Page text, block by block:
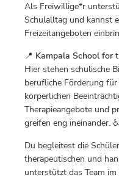
Als Freiwillige*r
Schulalltag und kannst
Freizeitangeboten
📍 Kampala School for
Hier stehen schulische
berufliche Förderung
körperlichen
Therapieangebote und
greifen eng ineinander.
Du begleitest die
therapeutischen und
unterstützt das Team